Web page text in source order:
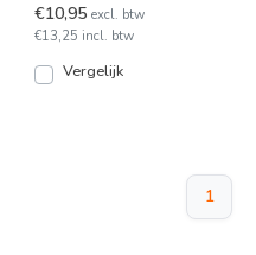
€10,95 excl. btw
€13,25 incl. btw
Vergelijk
1